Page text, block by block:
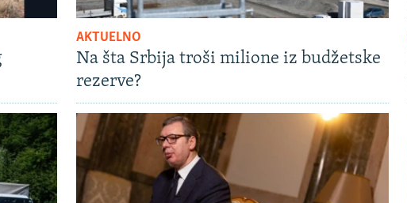
AKTUELNO
Na šta Srbija troši milione iz budžetske
rezerve?